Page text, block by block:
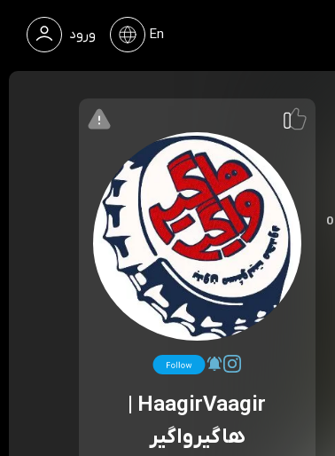
ورود En
HaagirVaagir |
هاگیرواگیر